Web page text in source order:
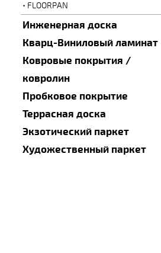
FLOORPAN
Инженерная доска
Кварц-Виниловый ламинат
Ковровые покрытия /
ковролин
Пробковое покрытие
Террасная доска
Экзотический паркет
Художественный паркет